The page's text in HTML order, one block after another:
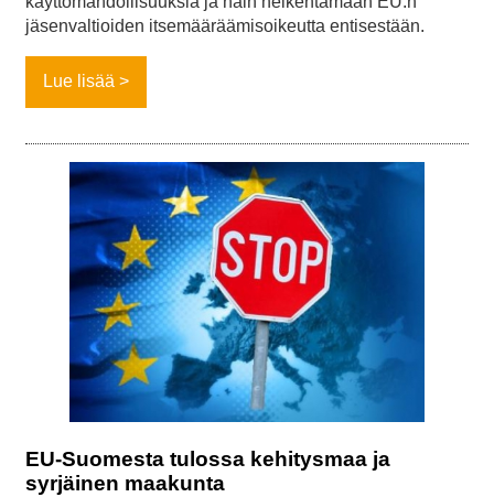
jäsenvaltioiden itsemääräämisoikeutta entisestään.
Lue lisää
EU-Suomesta tulossa kehitysmaa ja
syrjäinen maakunta